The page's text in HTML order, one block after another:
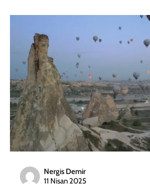
Nergis Demir
11 Nisan 2025